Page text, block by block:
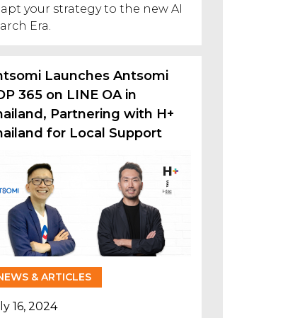
your strategy to the new AI
Era.
Launches Antsomi
365 on LINE OA in
Partnering with H+
for Local Support
& ARTICLES
16, 2024